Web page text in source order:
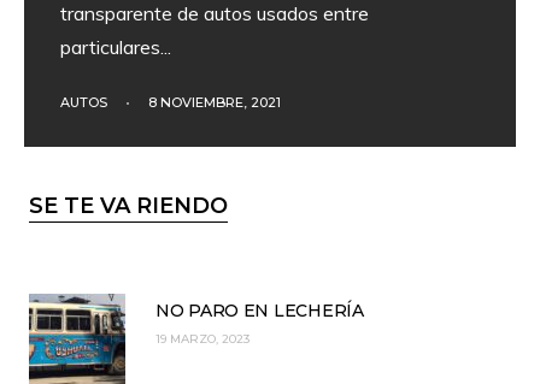
transparente de autos usados entre
particulares...
AUTOS • 8 NOVIEMBRE, 2021
SE TE VA RIENDO
NO PARO EN LECHERÍA
19 MARZO, 2023